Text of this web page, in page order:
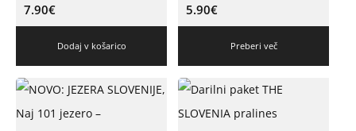
7.90€
Dodaj v košarico
5.90€
Preberi več